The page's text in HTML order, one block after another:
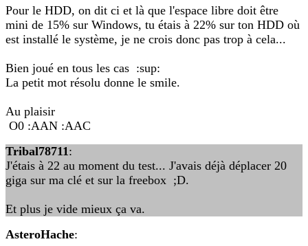
Pour le HDD, on dit ci et là que l'espace libre doit être
mini de 15% sur Windows, tu étais à 22% sur ton HDD où
est installé le système, je ne crois donc pas trop à cela...
Bien joué en tous les cas :sup:
La petit mot résolu donne le smile.
Au plaisir
O0 :AAN :AAC
Tribal78711:
J'étais à 22 au moment du test... J'avais déjà déplacer 20
giga sur ma clé et sur la freebox ;D.
Et plus je vide mieux ça va.
AsteroHache: